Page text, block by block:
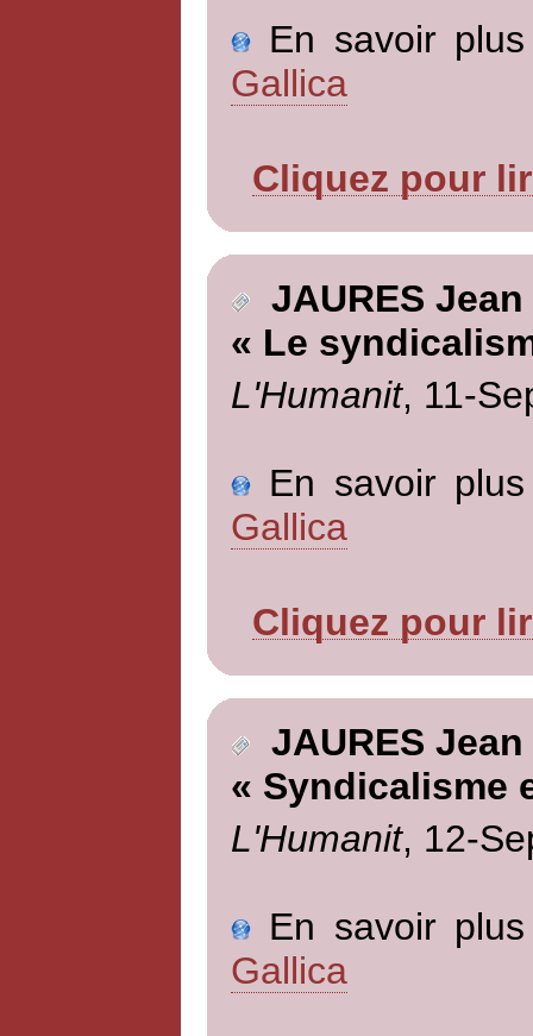
En savoir
Gallica
Cliquez pour
JAURES Jean
« Le
L'Humanit, 11-
En savoir
Gallica
Cliquez pour
JAURES Jean
« Syndicalisme
L'Humanit, 12-
En savoir
Gallica